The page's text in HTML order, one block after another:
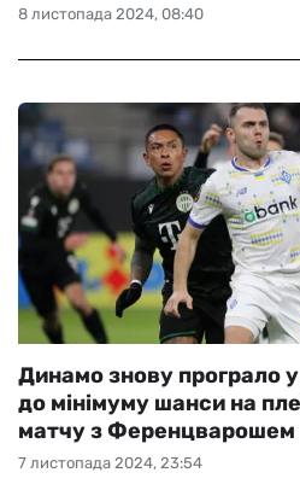
8 листопада 2024, 08:40
7 листопада 2024, 23:54
Динамо знову програло
до мінімуму шанси на
матчу з Ференцварошем